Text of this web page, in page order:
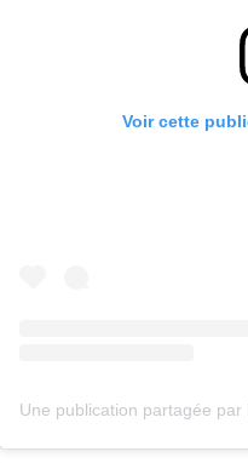
Voir cette